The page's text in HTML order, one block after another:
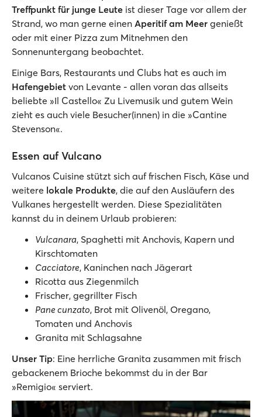
Treffpunkt für junge Leute ist dieser Tage vor allem der
Strand, wo man gerne einen Aperitif am Meer genießt
oder mit einer Pizza zum Mitnehmen den
Sonnenuntergang beobachtet.
Einige Bars, Restaurants und Clubs hat es auch im
Hafengebiet von Levante - allen voran das allseits
beliebte »Il Castello« Zu Livemusik und gutem Wein
zieht es auch viele Besucher(innen) in die »Cantine
Stevenson«.
Essen auf Vulcano
Vulcanos Cuisine stützt sich auf frischen Fisch, Käse und
weitere lokale Produkte, die auf den Ausläufern des
Vulkanes hergestellt werden. Diese Spezialitäten
kannst du in deinem Urlaub probieren:
Vulcanara, Spaghetti mit Anchovis, Kapern und
Kirschtomaten
Cacciatore, Kaninchen nach Jägerart
Ricotta aus Ziegenmilch
Frischer, gegrillter Fisch
Pane cunzato, Brot mit Olivenöl, Oregano,
Tomaten und Anchovis
Granita mit Schlagsahne
Unser Tip: Eine herrliche Granita zusammen mit frisch
gebackenem Brioche bekommst du in der Bar
»Remigio« serviert.